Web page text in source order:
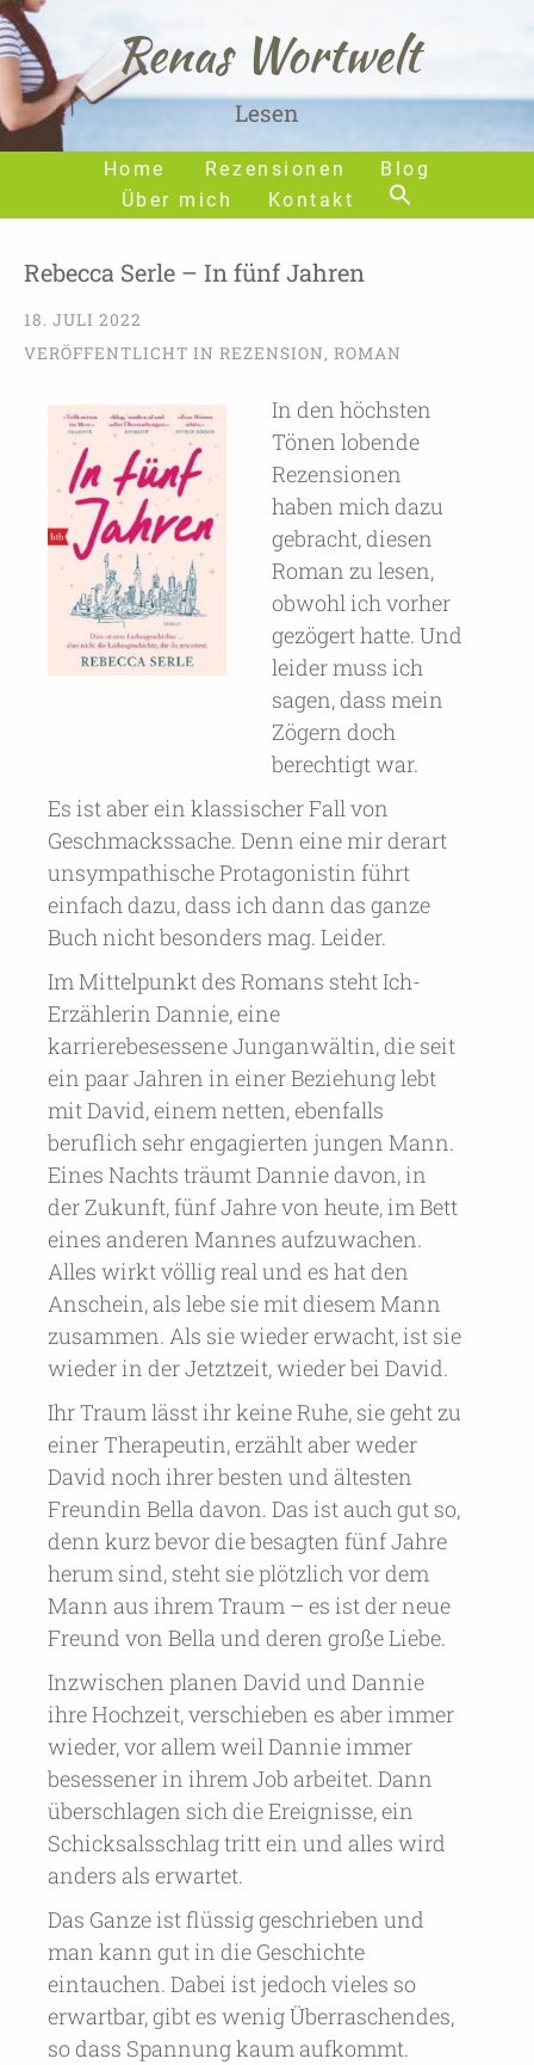
Home Rezensionen
Blog
Über mich
Kontakt
Renas Wortwelt
Lesen
Rebecca Serle – In fünf Jahren
18. JULI 2022
VERÖFFENTLICHT IN REZENSION, ROMAN
In den höchsten
Tönen lobende
Rezensionen
haben mich dazu
gebracht, diesen
Roman zu lesen,
obwohl ich vorher
gezögert hatte. Und
leider muss ich
sagen, dass mein
Zögern doch
berechtigt war.
Es ist aber ein klassischer Fall von
Geschmackssache. Denn eine mir derart
unsympathische Protagonistin führt
einfach dazu, dass ich dann das ganze
Buch nicht besonders mag. Leider.
Im Mittelpunkt des Romans steht Ich-
Erzählerin Dannie, eine
karrierebesessene Junganwältin, die seit
ein paar Jahren in einer Beziehung lebt
mit David, einem netten, ebenfalls
beruflich sehr engagierten jungen Mann.
Eines Nachts träumt Dannie davon, in
der Zukunft, fünf Jahre von heute, im Bett
eines anderen Mannes aufzuwachen.
Alles wirkt völlig real und es hat den
Anschein, als lebe sie mit diesem Mann
zusammen. Als sie wieder erwacht, ist sie
wieder in der Jetztzeit, wieder bei David.
Ihr Traum lässt ihr keine Ruhe, sie geht zu
einer Therapeutin, erzählt aber weder
David noch ihrer besten und ältesten
Freundin Bella davon. Das ist auch gut so,
denn kurz bevor die besagten fünf Jahre
herum sind, steht sie plötzlich vor dem
Mann aus ihrem Traum – es ist der neue
Freund von Bella und deren große Liebe.
Inzwischen planen David und Dannie
ihre Hochzeit, verschieben es aber immer
wieder, vor allem weil Dannie immer
besessener in ihrem Job arbeitet. Dann
überschlagen sich die Ereignisse, ein
Schicksalsschlag tritt ein und alles wird
anders als erwartet.
Das Ganze ist flüssig geschrieben und
man kann gut in die Geschichte
eintauchen. Dabei ist jedoch vieles so
erwartbar, gibt es wenig Überraschendes,
so dass Spannung kaum aufkommt.